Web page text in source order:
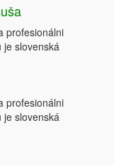
profesionálni
je slovenská
profesionálni
je slovenská